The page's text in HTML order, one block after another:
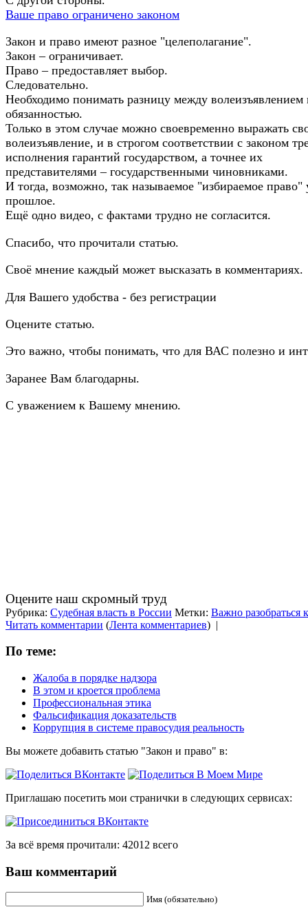
Ваше право ограничено законом
Закон и право имеют разное "целеполагание".
Закон – ограничивает.
Право – предоставляет выбор.
Следовательно.
Необходимо понимать разницу между волеизъявлением
обязанностью.
Только в этом случае можно своевременно выражать
волеизъявление, и в строгом соответствии с законом
исполнения гарантий государством, а точнее их
представителями – государственными чиновниками.
И тогда, возможно, так называемое "избираемое право"
прошлое.
Ещё одно видео, с фактами трудно не согласится.
Спасибо, что прочитали статью.
Своё мнение каждый может высказать в комментариях.
Для Вашего удобства - без регистрации
Оцените статью.
Это важно, чтобы понимать, что для ВАС полезно и
Заранее Вам благодарны.
С уважением к Вашему мнению.
Оцените наш скромный труд
Рубрика: Судебная власть в России Метки: Важно разобраться
Читать комментарии (Лента комментариев) |
По теме:
Жалоба в порядке надзора
В этом и кроется проблема
Профессиональная этика
Фальсификация доказательств
Коррупция в системе правосудия реальность
Вы можете добавить статью "Закон и право" в:
Приглашаю посетить мои странички в следующих сервисах:
За всё время прочитали: 42012 всего
Ваш комментарий
Имя (обязательно)